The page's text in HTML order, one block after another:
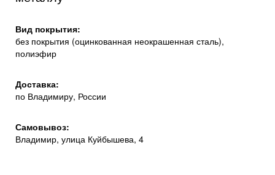
Вид покрытия:
без покрытия (оцинкованная неокрашенная сталь),
полиэфир
Доставка:
по Владимиру, России
Самовывоз:
Владимир, улица Куйбышева, 4